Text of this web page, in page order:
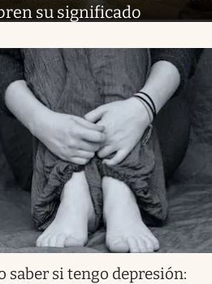
su significado
saber si tengo depresión: